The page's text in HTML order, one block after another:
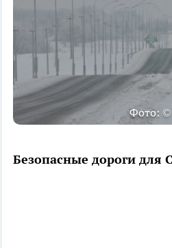
Фото: ©
Безопасные дороги для